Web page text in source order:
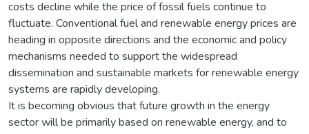
costs decline while the price of fossil fuels continue to
fluctuate. Conventional fuel and renewable energy prices are
heading in opposite directions and the economic and policy
mechanisms needed to support the widespread
dissemination and sustainable markets for renewable energy
systems are rapidly developing.
It is becoming obvious that future growth in the energy
sector will be primarily based on renewable energy, and to